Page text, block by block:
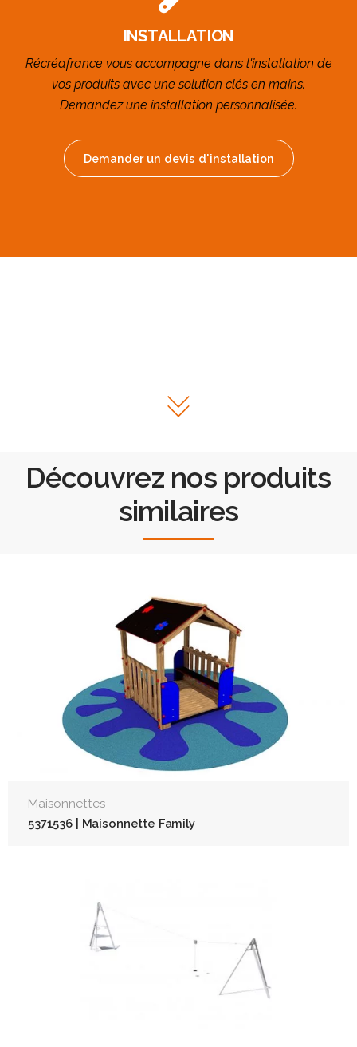
INSTALLATION
Récréafrance vous accompagne dans l'installation de
vos produits avec une solution clés en mains.
Demandez une installation personnalisée.
Demander un devis d'installation
Découvrez nos produits
similaires
Maisonnettes
5371536 | Maisonnette Family